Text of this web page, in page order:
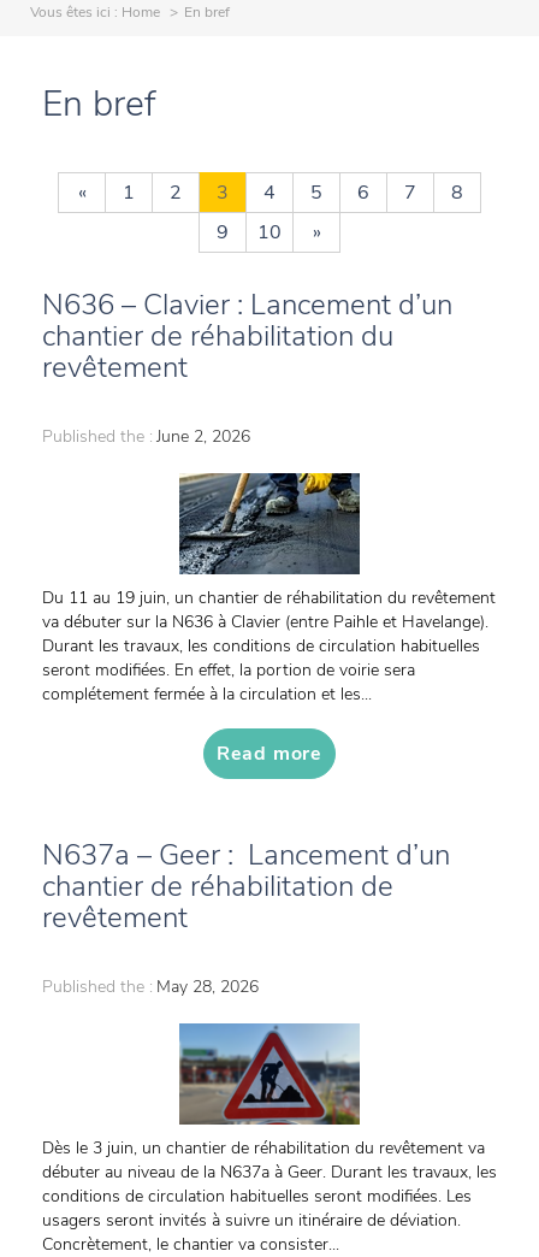
Vous êtes ici : Home En bref
En bref
« 1 2 3 4 5 6 7
8
9
10 »
N636 – Clavier : Lancement d’un
chantier de réhabilitation du
revêtement
Published the : June 2, 2026
Du 11 au 19 juin, un chantier de réhabilitation du revêtement
va débuter sur la N636 à Clavier (entre Paihle et Havelange).
Durant les travaux, les conditions de circulation habituelles
seront modifiées. En effet, la portion de voirie sera
complétement fermée à la circulation et les...
Read more
N637a – Geer : Lancement d’un
chantier de réhabilitation de
revêtement
Published the : May 28, 2026
Dès le 3 juin, un chantier de réhabilitation du revêtement va
débuter au niveau de la N637a à Geer. Durant les travaux, les
conditions de circulation habituelles seront modifiées. Les
usagers seront invités à suivre un itinéraire de déviation.
Concrètement, le chantier va consister...